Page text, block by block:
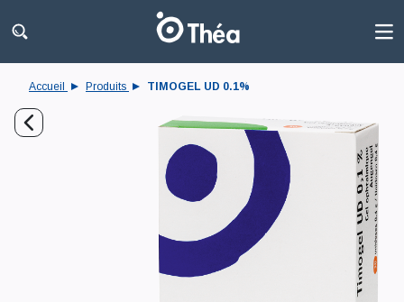
Accueil Produits TIMOGEL UD 0.1%